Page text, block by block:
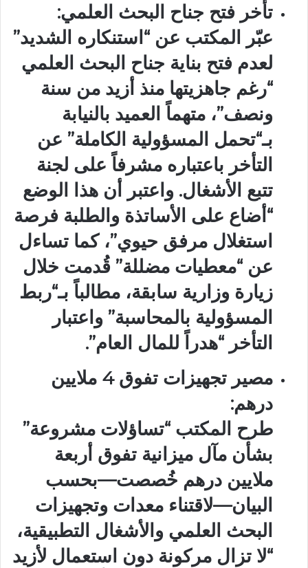
تأخر فتح جناح البحث العلمي:
عبّر المكتب عن “استنكاره الشديد”
لعدم فتح بناية جناح البحث العلمي
“رغم جاهزيتها منذ أزيد من سنة
ونصف”، متهماً العميد بالنيابة
بـ“تحمل المسؤولية الكاملة” عن
التأخر باعتباره مشرفاً على لجنة
تتبع الأشغال. واعتبر أن هذا الوضع
“أضاع على الأساتذة والطلبة فرصة
استغلال مرفق حيوي”، كما تساءل
عن “معطيات مضللة” قُدمت خلال
زيارة وزارية سابقة، مطالباً بـ“ربط
المسؤولية بالمحاسبة” واعتبار
التأخر “هدراً للمال العام”.
مصير تجهيزات تفوق 4 ملايين
درهم:
طرح المكتب “تساؤلات مشروعة”
بشأن مآل ميزانية تفوق أربعة
ملايين درهم خُصصت—بحسب
البيان—لاقتناء معدات وتجهيزات
البحث العلمي والأشغال التطبيقية،
“لا تزال مركونة دون استعمال لأزيد